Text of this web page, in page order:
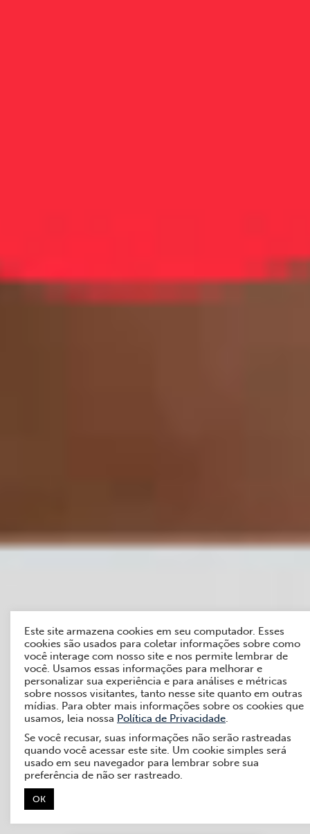
Este site armazena cookies em seu computador. Esses
cookies são usados para coletar informações sobre como
você interage com nosso site e nos permite lembrar de
você. Usamos essas informações para melhorar e
personalizar sua experiência e para análises e métricas
sobre nossos visitantes, tanto nesse site quanto em outras
mídias. Para obter mais informações sobre os cookies que
usamos, leia nossa Política de Privacidade.
Se você recusar, suas informações não serão rastreadas
quando você acessar este site. Um cookie simples será
usado em seu navegador para lembrar sobre sua
preferência de não ser rastreado.
OK